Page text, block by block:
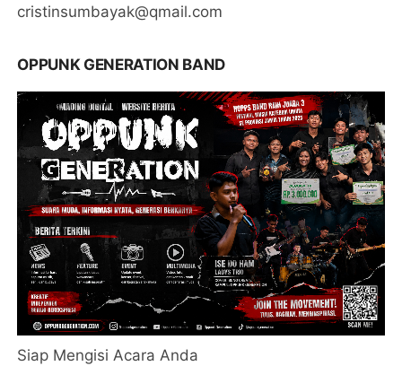
cristinsumbayak@qmail.com
OPPUNK GENERATION BAND
Siap Mengisi Acara Anda